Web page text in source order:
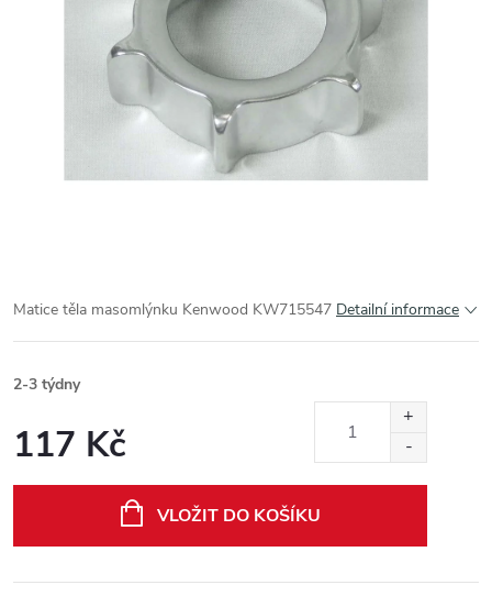
Matice těla masomlýnku Kenwood KW715547 Detailní informace
2-3 týdny
117 Kč
VLOŽIT DO KOŠÍKU